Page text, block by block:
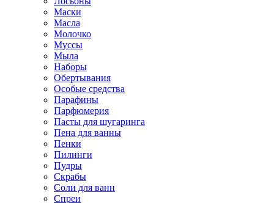
Маски
Масла
Молочко
Муссы
Мыла
Наборы
Обертывания
Особые средства
Парафины
Парфюмерия
Пасты для шугаринга
Пена для ванны
Пенки
Пилинги
Пудры
Скрабы
Соли для ванн
Спреи